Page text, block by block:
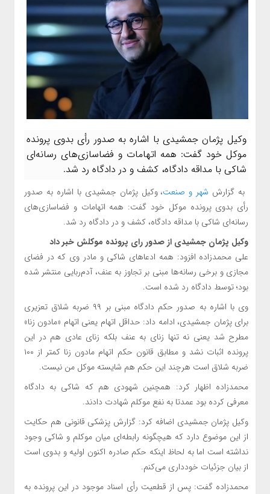
وکیل پژمان جمشیدی با اشاره به صدور رأی بدوی پرونده
موکل خود گفت: همه اتهامات و فضاسازی‌های رسانه‌ای
شاکی با مداقه دادگاه، کشف و در دادگاه رد شد.
به گزارش شهر و صنعت، وکیل پژمان جمشیدی با اشاره به صدور
رأی بدوی پرونده موکل خود گفت: همه اتهامات و فضاسازی‌های
رسانه‌ای شاکی با مداقه دادگاه، کشف و در دادگاه رد شد.
وکیل پژمان جمشیدی از صدور رای پرونده موکلش خبر داد
علی محمدزاده افزود: همه ادعاهای شاکی و مادر وی که در فضای
مجازی و برخی رسانه‌ها مبنی بر تجاوز به عنف، آدم‌ربایی منتشر شده
بود؛ توسط دادگاه رد شده است.
وی با اشاره به صدور حکم دادگاه مبنی بر ۹۹ ضربه شلاق تعزیری
برای پژمان جمشیدی، ادامه داد: حداقل اتهام یعنی اتهام «مادون زنا»
مطرح شد یعنی نه تنها زنای به عنف بلکه زنای عادی هم در این
پرونده اثبات نشد و مطابق قانون حکم اتهام مادون زنا کمتر از ۱۰۰
ضربه شلاق است هرچند این حکم هم شایسته موکل من نیست.
محمدزاده اظهار کرد: همچنین شهودی هم که شاکی به دادگاه
معرفی کرده بود عمدتا به نفع موکلم شهادت دادند.
وکیل پژمان جمشیدی اضافه کرد: گزارش پزشکی قانونی هم حکایت
از این موضوع دارد که هیچگونه رابطه‌ای میان موکلم و شاکی وجود
نداشته است اما به لحاظ اینکه حکم صادره اکنون اولیه و بدوی است
از بیان جزئیات خودداری می‌کنم.
محمدزاده گفت: پس از قطعیت رأی اسناد موجود در این پرونده به